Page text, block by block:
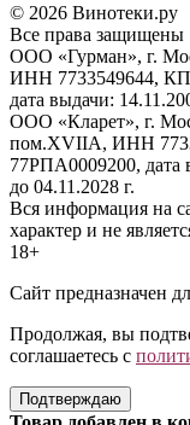
© 2026 Винотеки.ру
Все права защищены
ООО «Гурман», г.
ИНН 7733549644,
дата выдачи:
ООО «Кларет», г.
пом.XVIIA, ИНН
77РПА0009200, дата
до 04.11.2028 г.
Вся информация на
характер и не
18+
Сайт предназначен
Продолжая, вы
соглашаетесь с
Подтверждаю